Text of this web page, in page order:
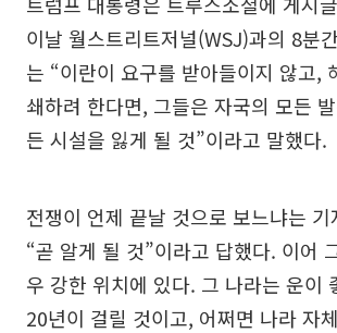
이날 월스트리트저널(WSJ)과의 8분
는 “이란이 요구를 받아들이지 않고,
쇄하려 한다면, 그들은 자국의 모든
든 시설을 잃게 될 것”이라고 말했다.
전쟁이 언제 끝날 것으로 보느냐는
“곧 알게 될 것”이라고 답했다. 이어
우 강한 위치에 있다. 그 나라는 운이
20년이 걸릴 것이고, 어쩌면 나라 자